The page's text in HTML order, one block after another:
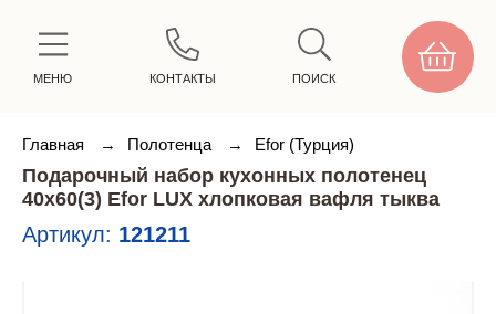
МЕНЮ КОНТАКТЫ ПОИСК
Главная → Полотенца → Efor (Турция)
Подарочный набор кухонных полотенец
40х60(3) Efor LUX хлопковая вафля тыква
Артикул: 121211